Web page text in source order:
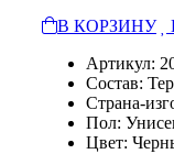
В КОРЗИНУ
Артикул:
Состав:
Страна-
Пол:
Цвет: